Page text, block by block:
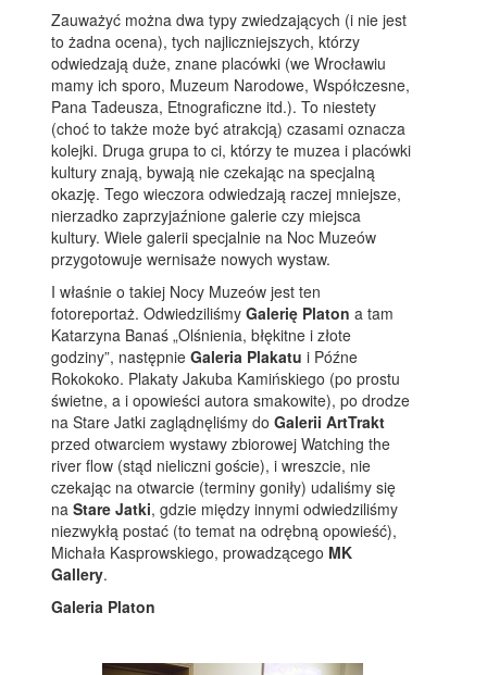
Zauważyć można dwa typy zwiedzających (i nie jest
to żadna ocena), tych najliczniejszych, którzy
odwiedzają duże, znane placówki (we Wrocławiu
mamy ich sporo, Muzeum Narodowe, Współczesne,
Pana Tadeusza, Etnograficzne itd.). To niestety
(choć to także może być atrakcją) czasami oznacza
kolejki. Druga grupa to ci, którzy te muzea i placówki
kultury znają, bywają nie czekając na specjalną
okazję. Tego wieczora odwiedzają raczej mniejsze,
nierzadko zaprzyjaźnione galerie czy miejsca
kultury. Wiele galerii specjalnie na Noc Muzeów
przygotowuje wernisaże nowych wystaw.
I właśnie o takiej Nocy Muzeów jest ten
fotoreportaż. OdwiedziliśmyGalerię Platon a tam
Katarzyna Banaś „Olśnienia, błękitne i złote
godziny”, następnieGaleria Plakatu i Późne
Rokokoko. Plakaty Jakuba Kamińskiego (po prostu
świetne, a i opowieści autora smakowite), po drodze
na Stare Jatki zaglądnęliśmy doGalerii ArtTrakt
przed otwarciem wystawy zbiorowej Watching the
river flow (stąd nieliczni goście), i wreszcie, nie
czekając na otwarcie (terminy goniły) udaliśmy się
naStare Jatki, gdzie między innymi odwiedziliśmy
niezwykłą postać (to temat na odrębną opowieść),
Michała Kasprowskiego, prowadzącego MK
Gallery.
Galeria Platon